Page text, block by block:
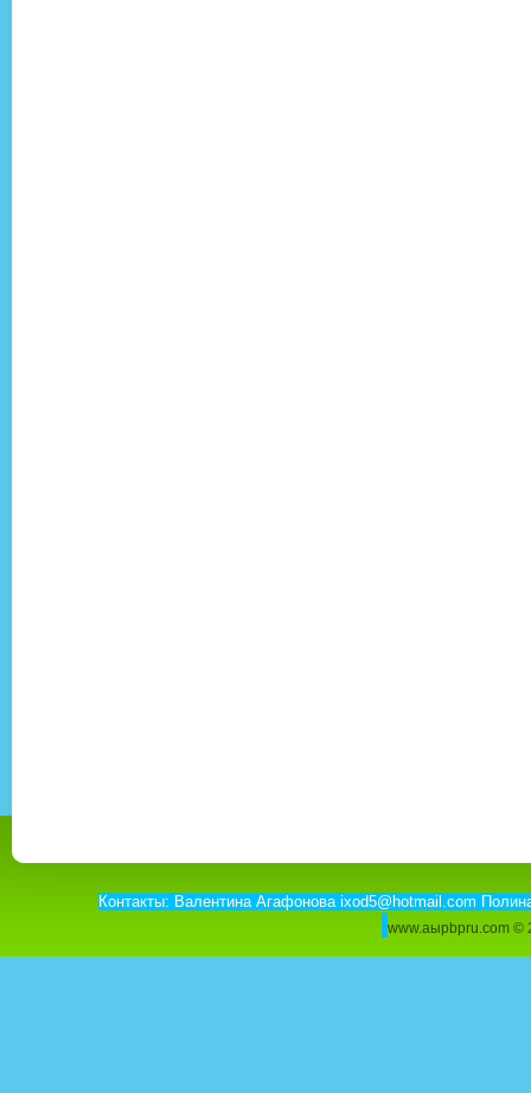
Контакты: Валентина Агафонова ixod5@hotmail.com
www.aыpbpru.com ©